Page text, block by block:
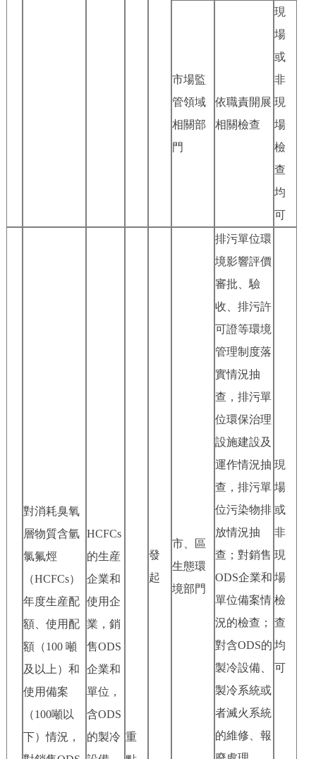
市場監
管領域
相關部
門
依職責開展
相關檢查
現
場
或
非
現
場
檢
查
均
可
對消耗臭氧
層物質含氫
氯氟烴
（HCFCs）
年度生産配
額、使用配
額（100 噸
及以上）和
使用備案
（100噸以
下）情況，
HCFCs
的生産
企業和
使用企
業，銷
售ODS
企業和
單位，
含ODS
的製冷 重
發
起
市、區
生態環
境部門
排污單位環
境影響評價
審批、驗
收、排污許
可證等環境
管理制度落
實情況抽
查，排污單
位環保治理
設施建設及
運作情況抽
查，排污單
位污染物排
放情況抽
查；對銷售
ODS企業和
單位備案情
況的檢查；
對含ODS的
製冷設備、
製冷系統或
者滅火系統
的維修、報
現
場
或
非
現
場
檢
查
均
可